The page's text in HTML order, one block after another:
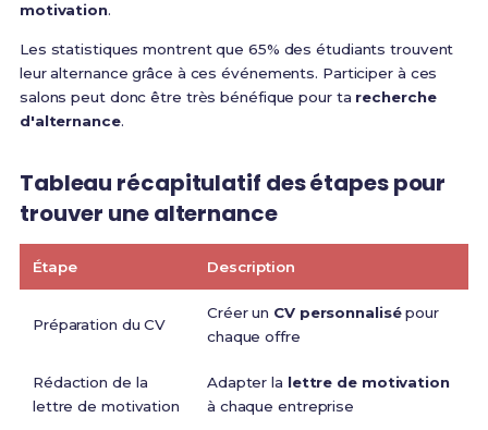
motivation.
Les statistiques montrent que 65% des étudiants trouvent
leur alternance grâce à ces événements. Participer à ces
salons peut donc être très bénéfique pour ta recherche
d'alternance.
Tableau récapitulatif des étapes pour
trouver une alternance
Étape Description
Préparation du CV
Créer un CV personnalisépour
chaque offre
Rédaction de la
lettre de motivation
Adapter la lettre de motivation
à chaque entreprise